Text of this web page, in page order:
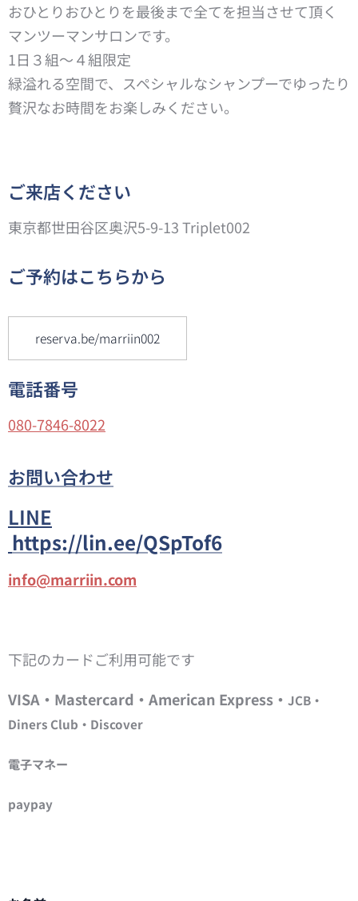
おひとりおひとりを最後まで全てを担当させて頂く
マンツーマンサロンです。
1日３組〜４組限定
緑溢れる空間で、スペシャルなシャンプーでゆったり
贅沢なお時間をお楽しみください。
ご来店ください
東京都世田谷区奥沢5-9-13 Triplet002
ご予約はこちらから
reserva.be/marriin002
電話番号
080-7846-8022
お問い合わせ
LINE
https://lin.ee/QSpTof6
info@marriin.com
下記のカードご利用可能です
VISA・Mastercard・American Express・ JCB・
Diners Club・Discover
電子マネー
paypay